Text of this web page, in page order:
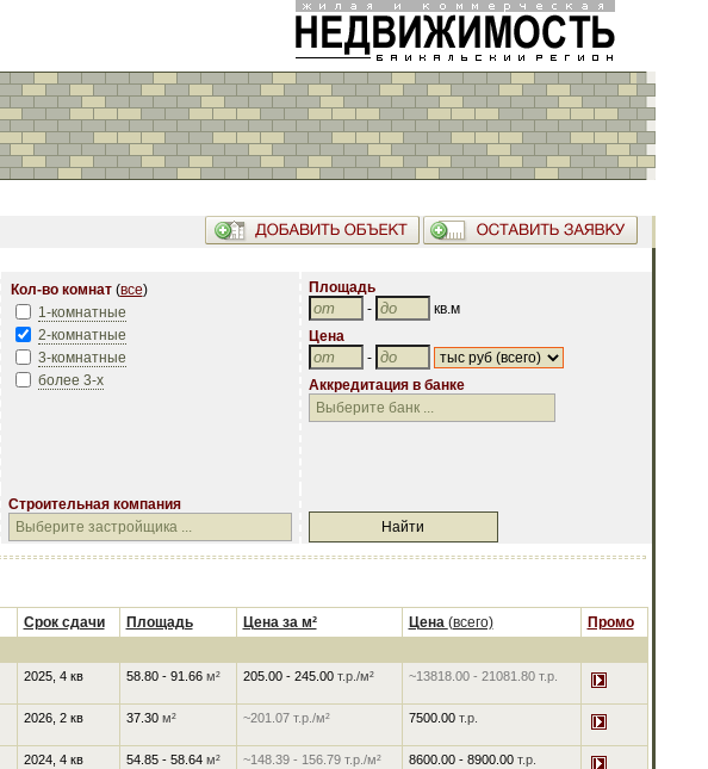
Кол-во комнат(все)
1-комнатные
2-комнатные
3-комнатные
более 3-х
Площадь
-
кв.м
Цена
-
Аккредитация в банке
Аккредитация в банке
Строительная компания
Строительная компания
Срок сдачи Площадь Цена за м² Цена (всего)
Промо
2025, 4 кв 58.80 - 91.66 м² 205.00- 245.00 т.р./м² ~13818.00- 21081.80 т.р.
2026, 2 кв 37.30 м² ~201.07 т.р./м² 7500.00 т.р.
2024, 4 кв 54.85 - 58.64 м² ~148.39- 156.79 т.р./м² 8600.00- 8900.00 т.р.